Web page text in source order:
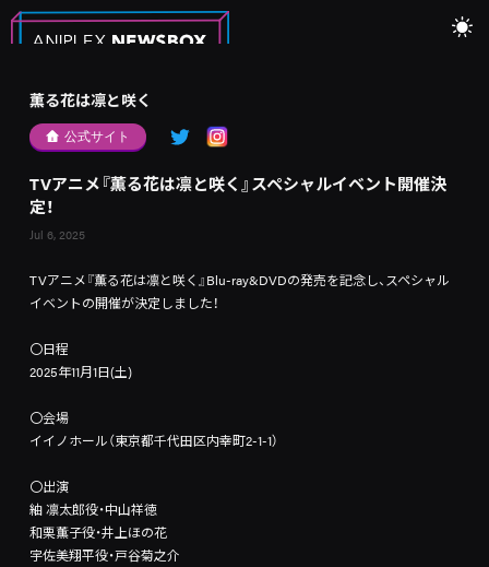
薫る花は凛と咲く
公式サイト
TVアニメ『薫る花は凛と咲く』スペシャルイベント開催決
定！
Jul 6, 2025
TVアニメ『薫る花は凛と咲く』Blu-ray&DVDの発売を記念し、スペシャル
イベントの開催が決定しました！
〇日程
2025年11月1日(土)
〇会場
イイノホール（東京都千代田区内幸町2-1-1）
〇出演
紬 凛太郎役・中山祥徳
和栗薫子役・井上ほの花
宇佐美翔平役・戸谷菊之介